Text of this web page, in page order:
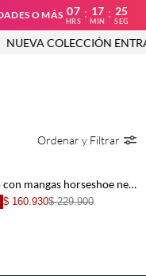
O MÁS 07
HRS
: 17
MIN
: 25
SEG
NUEVA COLECCIÓN
Ordenar y Filtrar
Buzo con mangas horseshoe negro para mujer
$ 160.930$ 229.900